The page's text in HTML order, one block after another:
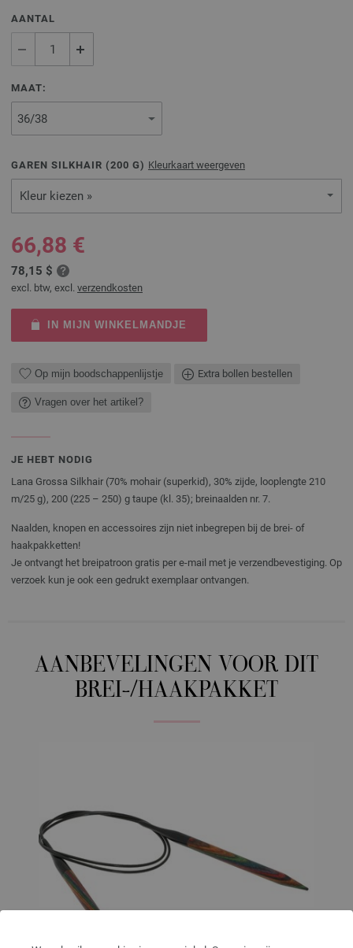
AANTAL
MAAT:
GAREN SILKHAIR (200 G) Kleurkaart weergeven
Kleur kiezen »
66,88 €
78,15 $
excl. btw, excl. verzendkosten
IN MIJN WINKELMANDJE
Op mijn boodschappenlijstje Extra bollen bestellen
Vragen over het artikel?
JE HEBT NODIG
Lana Grossa Silkhair (70% mohair (superkid), 30% zijde, looplengte 210
m/25 g), 200 (225 – 250) g taupe (kl. 35); breinaalden nr. 7.
Naalden, knopen en accessoires zijn niet inbegrepen bij de brei- of
haakpakketten!
Je ontvangt het breipatroon gratis per e-mail met je verzendbevestiging. Op
verzoek kun je ook een gedrukt exemplaar ontvangen.
AANBEVELINGEN VOOR DIT
BREI-/HAAKPAKKET